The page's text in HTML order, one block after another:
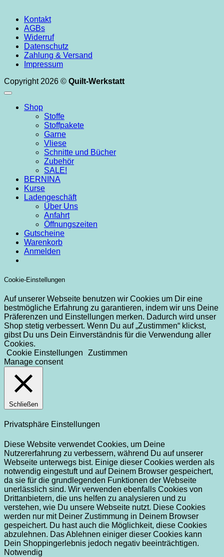
Kontakt
AGBs
Widerruf
Datenschutz
Zahlung & Versand
Impressum
Copyright 2026 © Quilt-Werkstatt
Shop
Stoffe
Stoffpakete
Garne
Vliese
Schnitte und Bücher
Zubehör
SALE!
BERNINA
Kurse
Ladengeschäft
Über Uns
Anfahrt
Öffnungszeiten
Gutscheine
Warenkorb
Anmelden
Cookie-Einstellungen
Auf unserer Webseite benutzen wir Cookies um Dir eine
bestmögliche Erfahrung zu garantieren, indem wir uns Deine
Präferenzen und Einstellungen merken. Dadurch wird unser
Shop stetig verbessert. Wenn Du auf „Zustimmen“ klickst,
gibst Du uns Dein Einverständnis für die Verwendung aller
Cookies.
Cookie Einstellungen
Zustimmen
Manage consent
Schließen
Privatsphäre Einstellungen
Diese Website verwendet Cookies, um Deine
Nutzererfahrung zu verbessern, während Du auf unserer
Webseite unterwegs bist. Einige dieser Cookies werden als
notwendig eingestuft und auf Deinem Browser gespeichert,
da sie für die grundlegenden Funktionen der Webseite
unerlässlich sind. Wir verwenden ebenfalls Cookies von
Drittanbietern, die uns helfen zu analysieren und zu
verstehen, wie Du unsere Webseite nutzt. Diese Cookies
werden nur mit Deiner Zustimmung in Deinem Browser
gespeichert. Du hast auch die Möglichkeit, diese Cookies
abzulehnen. Das Ablehnen einiger dieser Cookies kann
Dein Shoppingerlebnis jedoch negativ beeinträchtigen.
Notwendig